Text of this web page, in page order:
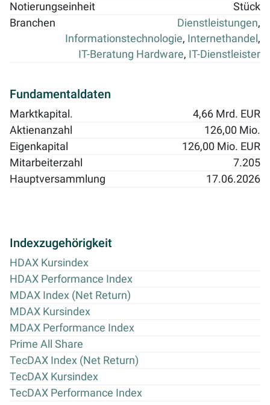
Notierungseinheit
Stück
Branchen
Dienstleistungen,
Informationstechnologie, Internethandel ,
IT-Beratung Hardware, IT-Dienstleister
Fundamentaldaten
Marktkapital.
4,66 Mrd. EUR
Aktienanzahl
126,00 Mio.
Eigenkapital
126,00 Mio. EUR
Mitarbeiterzahl
7.205
Hauptversammlung
17.06.2026
Indexzugehörigkeit
HDAX Kursindex
HDAX Performance Index
MDAX Index (Net Return)
MDAX Kursindex
MDAX Performance Index
Prime All Share
TecDAX Index (Net Return)
TecDAX Kursindex
TecDAX Performance Index